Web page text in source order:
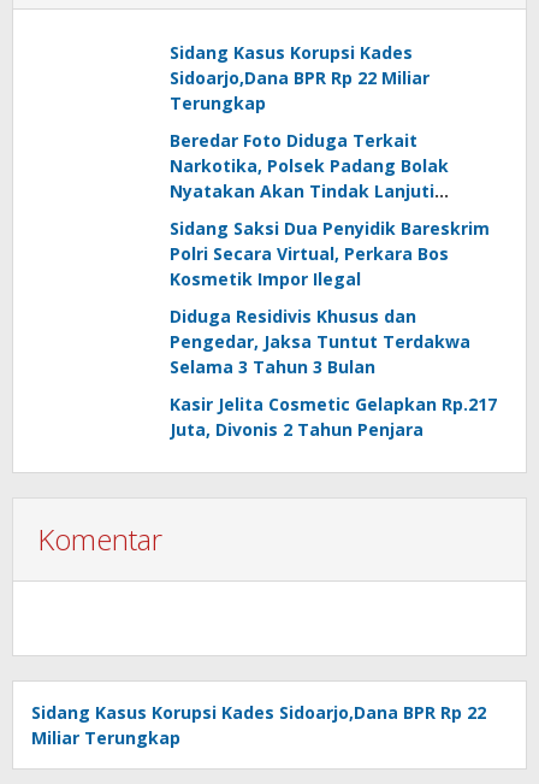
Sidang Kasus Korupsi Kades
Sidoarjo,Dana BPR Rp 22 Miliar
Terungkap
Beredar Foto Diduga Terkait
Narkotika, Polsek Padang Bolak
Nyatakan Akan Tindak Lanjuti
Informasi Masyarakat
Sidang Saksi Dua Penyidik Bareskrim
Polri Secara Virtual, Perkara Bos
Kosmetik Impor Ilegal
Diduga Residivis Khusus dan
Pengedar, Jaksa Tuntut Terdakwa
Selama 3 Tahun 3 Bulan
Kasir Jelita Cosmetic Gelapkan Rp.217
Juta, Divonis 2 Tahun Penjara
Komentar
Sidang Kasus Korupsi Kades Sidoarjo,Dana BPR Rp 22
Miliar Terungkap